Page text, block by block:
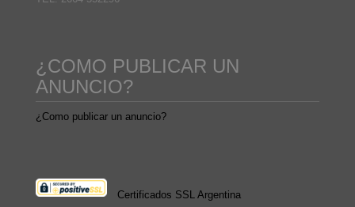
¿COMO PUBLICAR UN
ANUNCIO?
¿Como publicar un anuncio?
Certificados SSL Argentina